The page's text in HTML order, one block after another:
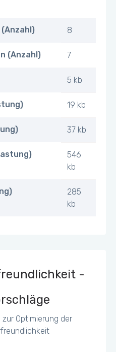
8
(Anzahl) 7
5 kb
19 kb
37 kb
546
kb
285
kb
-
Optimierung der